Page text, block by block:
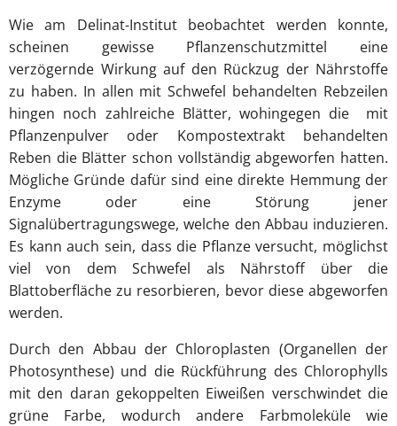
Wie am Delinat-Institut beobachtet werden konnte,
scheinen gewisse Pflanzenschutzmittel eine
verzögernde Wirkung auf den Rückzug der Nährstoffe
zu haben. In allen mit Schwefel behandelten Rebzeilen
hingen noch zahlreiche Blätter, wohingegen die mit
Pflanzenpulver oder Kompostextrakt behandelten
Reben die Blätter schon vollständig abgeworfen hatten.
Mögliche Gründe dafür sind eine direkte Hemmung der
Enzyme oder eine Störung jener
Signalübertragungswege, welche den Abbau induzieren.
Es kann auch sein, dass die Pflanze versucht, möglichst
viel von dem Schwefel als Nährstoff über die
Blattoberfläche zu resorbieren, bevor diese abgeworfen
werden.
Durch den Abbau der Chloroplasten (Organellen der
Photosynthese) und die Rückführung des Chlorophylls
mit den daran gekoppelten Eiweißen verschwindet die
grüne Farbe, wodurch andere Farbmoleküle wie